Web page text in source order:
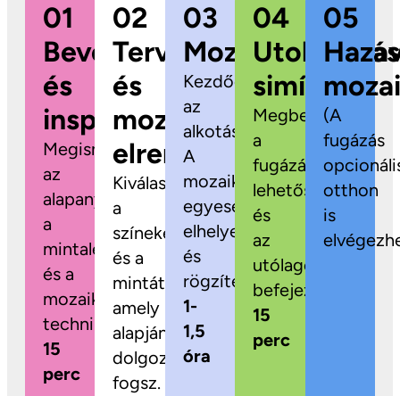
01
Bevezetés
és
inspiráció
Megismerkedsz
az
alapanyagokkal,
a
mintalehetőségekkel
és a
mozaikozás
technikájával.
15
perc
02
Tervezés
és
mozaikok
elrendezése
Kiválaszthatod
a
színeket
és a
mintát,
amely
alapján
dolgozni
fogsz.
03
Mozaikragasztás
Kezdődhet
az
alkotás!
A
mozaikdarabokat
egyesével
elhelyezed
és
rögzíted.
1-
1,5
óra
04
Utolsó
simítások
Megbeszéljük
a
fugázási
lehetőségeket
és
az
utólagos
befejezést.
15
perc
05
(A
fugázás
otthon
is